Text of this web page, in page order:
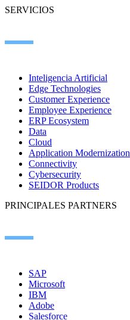
SERVICIOS
Inteligencia Artificial
Edge Technologies
Customer Experience
Employee Experience
ERP Ecosystem
Data
Cloud
Application Modernization
Connectivity
Cybersecurity
SEIDOR Products
PRINCIPALES PARTNERS
SAP
Microsoft
IBM
Adobe
Salesforce